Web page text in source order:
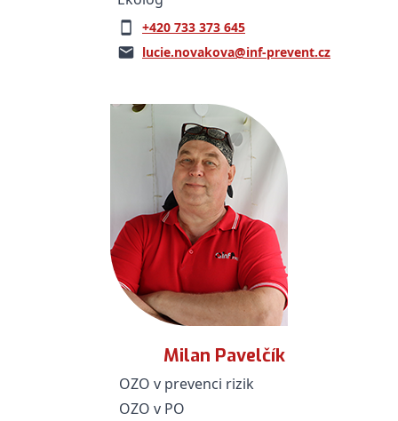
+420 733 373 645
lucie.novakova@inf-prevent.cz
Milan Pavelčík
OZO v prevenci rizik
OZO v PO